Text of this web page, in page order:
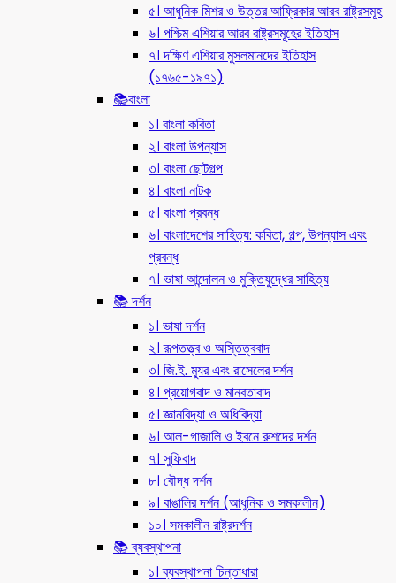
৫। আধুনিক মিশর ও উত্তর আফ্রিকার আরব রাষ্ট্রসমূহ
৬। পশ্চিম এশিয়ার আরব রাষ্ট্রসমূহের ইতিহাস
৭। দক্ষিণ এশিয়ার মুসলমানদের ইতিহাস
(১৭৬৫-১৯৭১)
📚বাংলা
১। বাংলা কবিতা
২। বাংলা উপন্যাস
৩। বাংলা ছোটগল্প
৪। বাংলা নাটক
৫। বাংলা প্রবন্ধ
৬। বাংলাদেশের সাহিত্য: কবিতা, গল্প, উপন্যাস এবং
প্রবন্ধ
৭। ভাষা আন্দোলন ও মুক্তিযুদ্ধের সাহিত্য
📚 দর্শন
১। ভাষা দর্শন
২। রূপতত্ত্ব ও অস্তিত্ববাদ
৩। জি.ই. ম্যুর এবং রাসেলের দর্শন
৪। প্রয়োগবাদ ও মানবতাবাদ
৫। জ্ঞানবিদ্যা ও অধিবিদ্যা
৬। আল-গাজালি ও ইবনে রুশদের দর্শন
৭। সুফিবাদ
৮। বৌদ্ধ দর্শন
৯। বাঙালির দর্শন (আধুনিক ও সমকালীন)
১০। সমকালীন রাষ্ট্রদর্শন
📚 ব্যবস্থাপনা
১। ব্যবস্থাপনা চিন্তাধারা